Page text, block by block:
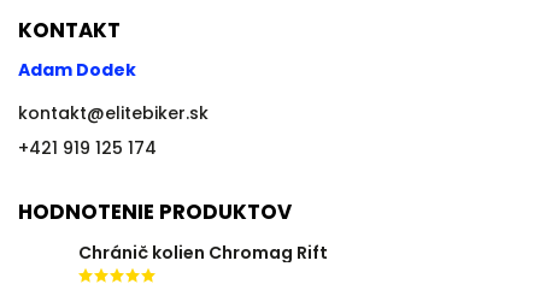
KONTAKT
Adam Dodek
kontakt@elitebiker.sk
+421 919 125 174
HODNOTENIE PRODUKTOV
Chránič kolien Chromag Rift